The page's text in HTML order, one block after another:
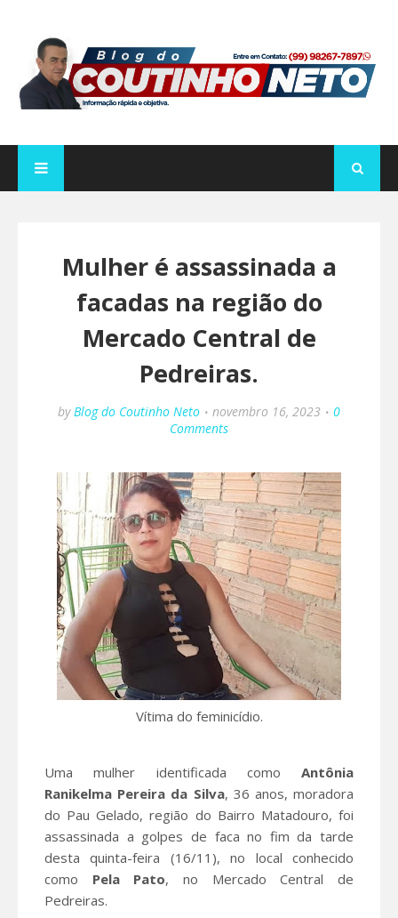
Mulher é assassinada a
facadas na região do
Mercado Central de
Pedreiras.
by Blog do Coutinho Neto novembro 16, 2023
0
Comments
Vítima do feminicídio.
Uma mulher identificada como Antônia
Ranikelma Pereira da Silva, 36 anos, moradora
do Pau Gelado, região do Bairro Matadouro, foi
assassinada a golpes de faca no fim da tarde
desta quinta-feira (16/11), no local conhecido
como Pela Pato, no Mercado Central de
Pedreiras.